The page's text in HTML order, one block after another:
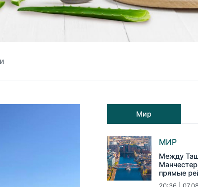
Мир
МИР
Между
прямые